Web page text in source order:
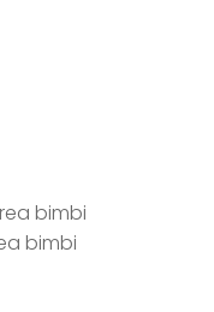
bimbi
bimbi